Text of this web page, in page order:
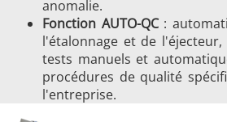
anomalie.
Fonction AUTO-QC:
l'étalonnage et de
tests manuels et
procédures de qualité
l'entreprise.